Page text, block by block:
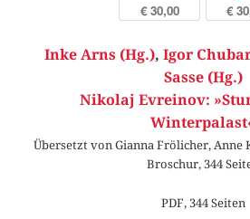
€ 30,00 €
Inke Arns (Hg.), Igor
Sasse (Hg.)
Nikolaj Evreinov:
Übersetzt von Gianna Frölicher, Anne
Broschur, 344
PDF, 344 Seiten